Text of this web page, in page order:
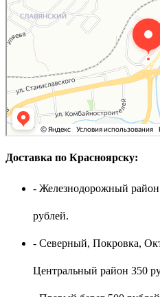
Доставка по Красноярску:
- Железнодорожный
рублей.
- Северный, Покровка,
Центральный район 350